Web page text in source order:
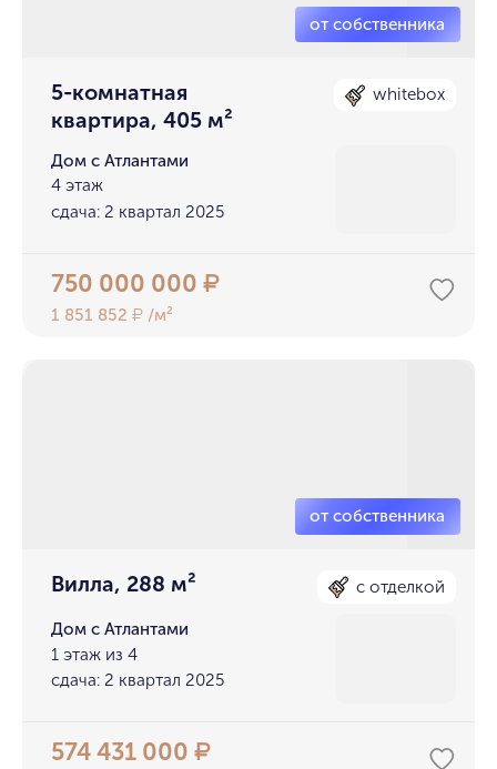
5-комнатная
квартира, 405 м²
whitebox
Дом с Атлантами
4 этаж
сдача: 2 квартал 2025
750 000 000₽
1 851 852₽ /м²
Вилла, 288 м² с отделкой
Дом с Атлантами
1 этаж из 4
сдача: 2 квартал 2025
574 431 000₽